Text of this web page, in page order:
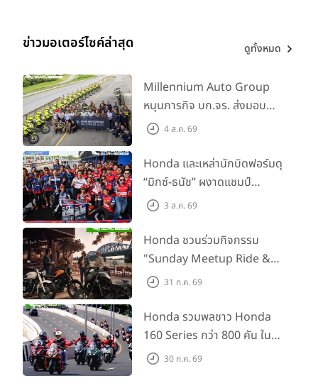
ข่าวมอเตอร์ไซค์ล่าสุด ดูทั้งหมด
Millennium Auto Group
หนุนภารกิจ บก.จร. ส่งมอบ
BMW R 1300 GS และ F 900
พร้อม ยกระดับทักษะการขับขี่
เสริมศักยภาพตำรวจจราจร
4 ส.ค. 69
Honda และเหล่านักบิดฟอร์มดุ
“มิกซ์-ธนัช” ผงาดแชมป์
SS600 2 สนามติด “ข้าวกล้อง”
สนาม 2
3 ส.ค. 69
Honda ชวนร่วมกิจกรรม
"Sunday Meetup Ride &
Soul" จิบกาแฟ พูดคุย แลก
กัน 16 ส.ค. นี้
31 ก.ค. 69
Honda รวมพลชาว Honda
160 Series กว่า 800 คัน ใน
งาน “THE ONE-SIXTI-ER ตัว
30 ก.ค. 69